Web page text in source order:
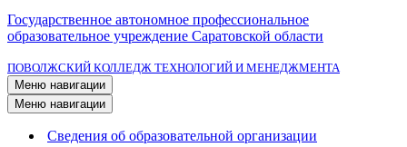
Государственное автономное профессиональное
образовательное учреждение Саратовской области
ПОВОЛЖСКИЙ КОЛЛЕДЖ ТЕХНОЛОГИЙ И МЕНЕДЖМЕНТА
Меню навигации
Меню навигации
Сведения об образовательной организации